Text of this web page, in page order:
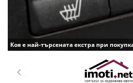
Коя е най-търсената екстра при